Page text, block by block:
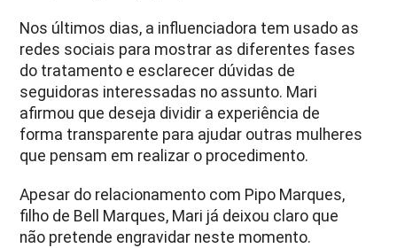
Nos últimos dias, a influenciadora tem usado as
redes sociais para mostrar as diferentes fases
do tratamento e esclarecer dúvidas de
seguidoras interessadas no assunto. Mari
afirmou que deseja dividir a experiência de
forma transparente para ajudar outras mulheres
que pensam em realizar o procedimento.
Apesar do relacionamento com Pipo Marques,
filho de Bell Marques, Mari já deixou claro que
não pretende engravidar neste momento.